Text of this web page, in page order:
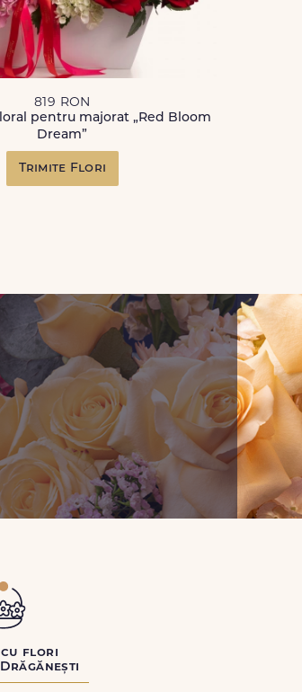
819 RON
pentru majorat „Red Bloom
Dream”
Trimite Flori
cu flori